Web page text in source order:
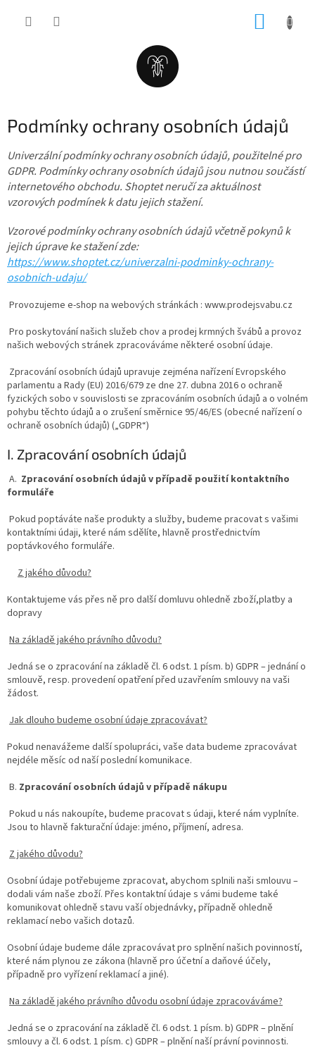
Podmínky ochrany osobních údajů
Univerzální podmínky ochrany osobních údajů, použitelné pro
GDPR. Podmínky ochrany osobních údajů jsou nutnou součástí
internetového obchodu. Shoptet neručí za aktuálnost
vzorových podmínek k datu jejich stažení.
Vzorové podmínky ochrany osobních údajů včetně pokynů k
jejich úprave ke stažení zde:
https://www.shoptet.cz/univerzalni-podminky-ochrany-
osobnich-udaju/
Provozujeme e-shop na webových stránkách : www.prodejsvabu.cz
Pro poskytování našich služeb chov a prodej krmných švábů a provoz
našich webových stránek zpracováváme některé osobní údaje.
Zpracování osobních údajů upravuje zejména nařízení Evropského
parlamentu a Rady (EU) 2016/679 ze dne 27. dubna 2016 o ochraně
fyzických sobo v souvislosti se zpracováním osobních údajů a o volném
pohybu těchto údajů a o zrušení směrnice 95/46/ES (obecné nařízení o
ochraně osobních údajů) („GDPR“)
I. Zpracování osobních údajů
A. Zpracování osobních údajů v případě použití kontaktního
formuláře
Pokud poptáváte naše produkty a služby, budeme pracovat s vašimi
kontaktními údaji, které nám sdělíte, hlavně prostřednictvím
poptávkového formuláře.
Z jakého důvodu?
Kontaktujeme vás přes ně pro další domluvu ohledně zboží,platby a
dopravy
Na základě jakého právního důvodu?
Jedná se o zpracování na základě čl. 6 odst. 1 písm. b) GDPR – jednání o
smlouvě, resp. provedení opatření před uzavřením smlouvy na vaši
žádost.
Jak dlouho budeme osobní údaje zpracovávat?
Pokud nenavážeme další spolupráci, vaše data budeme zpracovávat
nejdéle měsíc od naší poslední komunikace.
B. Zpracování osobních údajů v případě nákupu
Pokud u nás nakoupíte, budeme pracovat s údaji, které nám vyplníte.
Jsou to hlavně fakturační údaje: jméno, příjmení, adresa.
Z jakého důvodu?
Osobní údaje potřebujeme zpracovat, abychom splnili naši smlouvu –
dodali vám naše zboží. Přes kontaktní údaje s vámi budeme také
komunikovat ohledně stavu vaší objednávky, případně ohledně
reklamací nebo vašich dotazů.
Osobní údaje budeme dále zpracovávat pro splnění našich povinností,
které nám plynou ze zákona (hlavně pro účetní a daňové účely,
případně pro vyřízení reklamací a jiné).
Na základě jakého právního důvodu osobní údaje zpracováváme?
Jedná se o zpracování na základě čl. 6 odst. 1 písm. b) GDPR – plnění
smlouvy a čl. 6 odst. 1 písm. c) GDPR – plnění naší právní povinnosti.